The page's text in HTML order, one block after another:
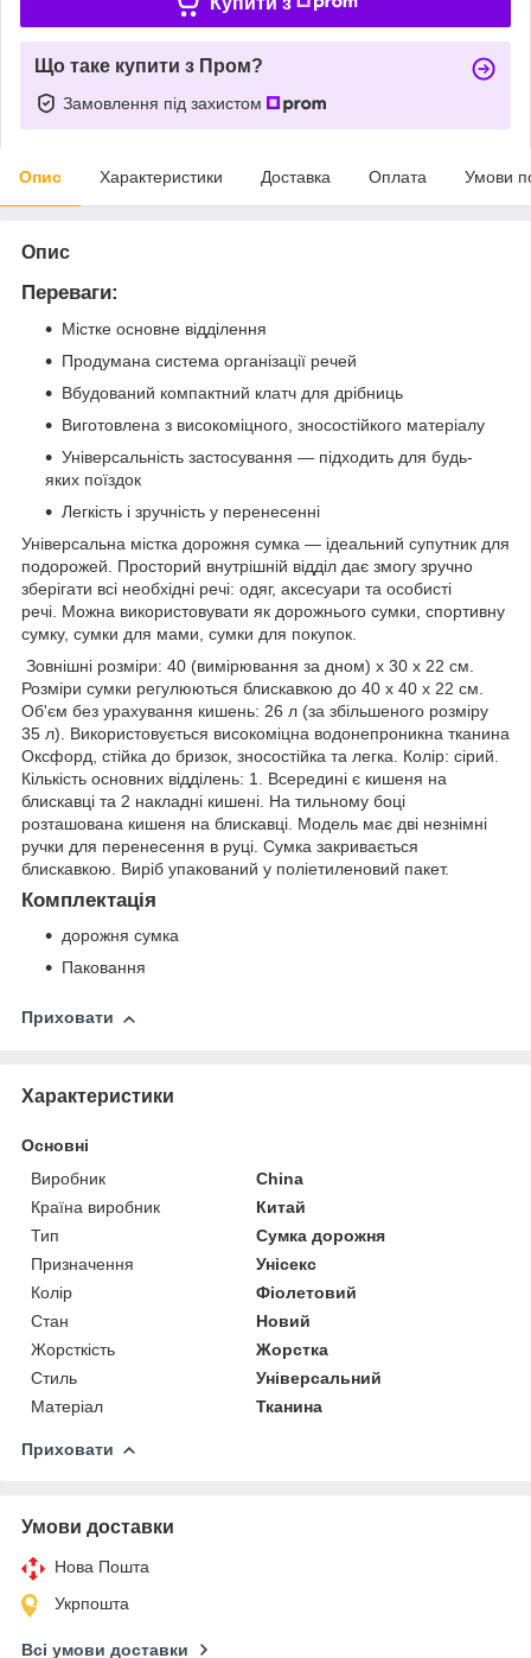
Що таке купити з Пром?
Замовлення під захистом
Опис Характеристики Доставка Оплата Умови
Опис
Переваги:
Містке основне відділення
Продумана система організації речей
Вбудований компактний клатч для дрібниць
Виготовлена з високоміцного, зносостійкого матеріалу
Універсальність застосування — підходить для будь-
яких поїздок
Легкість і зручність у перенесенні
Універсальна містка дорожня сумка — ідеальний супутник для
подорожей. Просторий внутрішній відділ дає змогу зручно
зберігати всі необхідні речі: одяг, аксесуари та особисті
речі. Можна використовувати як дорожнього сумки, спортивну
сумку, сумки для мами, сумки для покупок.
Зовнішні розміри: 40 (вимірювання за дном) х 30 х 22 см.
Розміри сумки регулюються блискавкою до 40 х 40 х 22 см.
Об'єм без урахування кишень: 26 л (за збільшеного розміру
35 л). Використовується високоміцна водонепроникна тканина
Оксфорд, стійка до бризок, зносостійка та легка. Колір: сірий.
Кількість основних відділень: 1. Всередині є кишеня на
блискавці та 2 накладні кишені. На тильному боці
розташована кишеня на блискавці. Модель має дві незнімні
ручки для перенесення в руці. Сумка закривається
блискавкою. Виріб упакований у поліетиленовий пакет.
Комплектація
дорожня сумка
Паковання
Приховати
Характеристики
Основні
Виробник
China
Країна виробник
Китай
Тип
Сумка дорожня
Призначення
Унісекс
Колір
Фіолетовий
Стан
Новий
Жорсткість
Жорстка
Стиль
Універсальний
Матеріал
Тканина
Приховати
Умови доставки
Нова Пошта
Укрпошта
Всі умови доставки